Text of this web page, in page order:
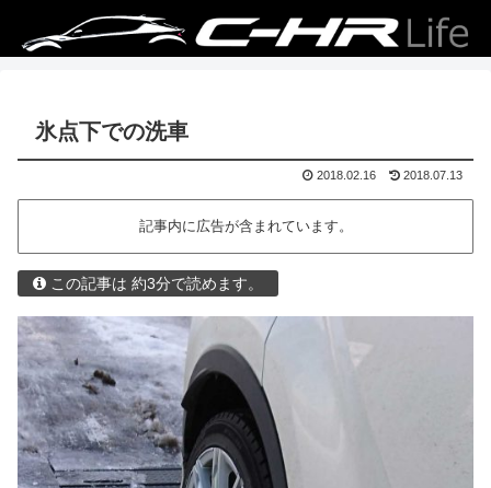
氷点下での洗車
2018.02.16 2018.07.13
記事内に広告が含まれています。
この記事は 約3分で読めます。